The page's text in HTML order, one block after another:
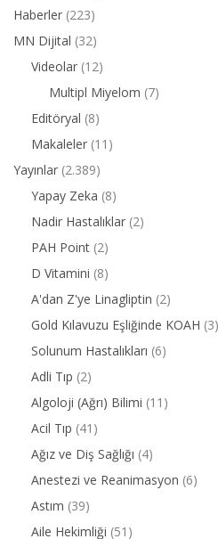
Haberler (223)
MN Dijital (32)
Videolar (12)
Multipl Miyelom (7)
Editöryal (8)
Makaleler (11)
Yayınlar (2.389)
Yapay Zeka (8)
Nadir Hastalıklar (2)
PAH Point (2)
D Vitamini (8)
A'dan Z'ye Linagliptin (2)
Gold Kılavuzu Eşliğinde KOAH (3)
Solunum Hastalıkları (6)
Adli Tıp (2)
Algoloji (Ağrı) Bilimi (11)
Acil Tıp (41)
Ağız ve Diş Sağlığı (4)
Anestezi ve Reanimasyon (6)
Astım (39)
Aile Hekimliği (51)